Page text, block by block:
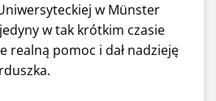
w Münster
w tak krótkim czasie
realną pomoc i dał nadzieję